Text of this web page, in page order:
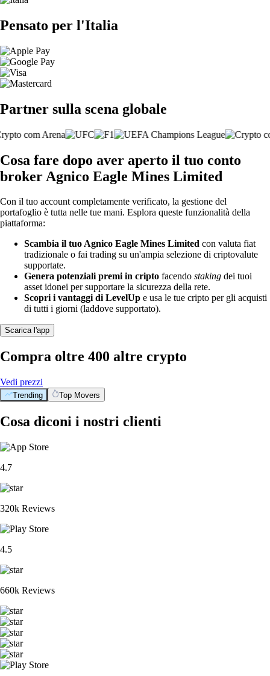
Pensato per l'Italia
Partner sulla scena globale
Cosa fare dopo aver aperto il tuo conto
broker Agnico Eagle Mines Limited
Con il tuo account completamente verificato, la gestione del
portafoglio è tutta nelle tue mani. Esplora queste funzionalità della
piattaforma:
Scambia il tuo Agnico Eagle Mines Limited con valuta fiat
tradizionale o fai trading su un'ampia selezione di criptovalute
supportate.
Genera potenziali premi in cripto facendo staking dei tuoi
asset idonei per supportare la sicurezza della rete.
Scopri i vantaggi di LevelUp e usa le tue cripto per gli acquisti
di tutti i giorni (laddove supportato).
Scarica l'app
Compra oltre 400 altre crypto
Vedi prezzi
Trending Top Movers
Cosa diconi i nostri clienti
4.7
320k Reviews
4.5
660k Reviews